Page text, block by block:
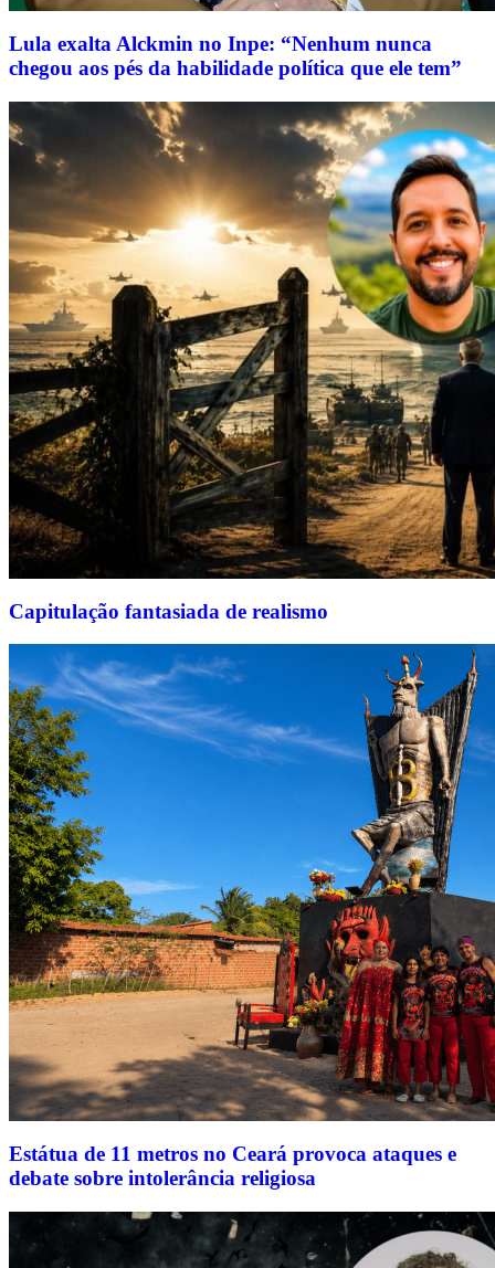
Lula exalta Alckmin no Inpe: “Nenhum nunca
chegou aos pés da habilidade política que ele tem”
Capitulação fantasiada de realismo
Estátua de 11 metros no Ceará provoca ataques e
debate sobre intolerância religiosa